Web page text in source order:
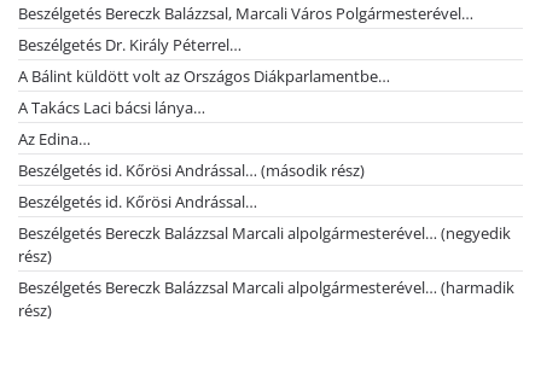
Beszélgetés Bereczk Balázzsal, Marcali Város Polgármesterével…
Beszélgetés Dr. Király Péterrel…
A Bálint küldött volt az Országos Diákparlamentbe…
A Takács Laci bácsi lánya…
Az Edina…
Beszélgetés id. Kőrösi Andrással… (második rész)
Beszélgetés id. Kőrösi Andrással…
Beszélgetés Bereczk Balázzsal Marcali alpolgármesterével… (negyedik
rész)
Beszélgetés Bereczk Balázzsal Marcali alpolgármesterével… (harmadik
rész)